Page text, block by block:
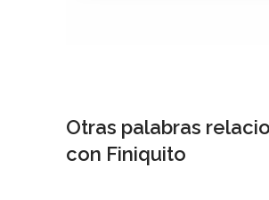
Otras palabras
con Finiquito